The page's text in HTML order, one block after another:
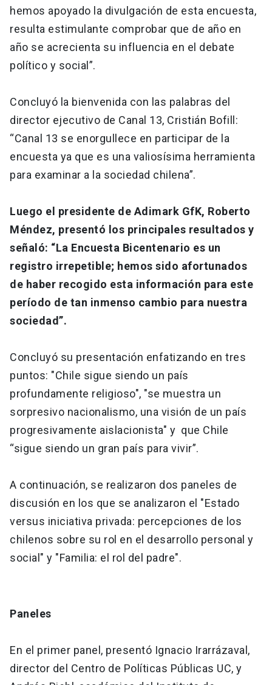
hemos apoyado la divulgación de esta encuesta,
resulta estimulante comprobar que de año en
año se acrecienta su influencia en el debate
político y social”.
Concluyó la bienvenida con las palabras del
director ejecutivo de Canal 13, Cristián Bofill:
“Canal 13 se enorgullece en participar de la
encuesta ya que es una valiosísima herramienta
para examinar a la sociedad chilena”.
Luego el presidente de Adimark GfK, Roberto
Méndez, presentó los principales resultados y
señaló: “La Encuesta Bicentenario es un
registro irrepetible; hemos sido afortunados
de haber recogido esta información para este
período de tan inmenso cambio para nuestra
sociedad”.
Concluyó su presentación enfatizando en tres
puntos: "Chile sigue siendo un país
profundamente religioso", "se muestra un
sorpresivo nacionalismo, una visión de un país
progresivamente aislacionista" y que Chile
“sigue siendo un gran país para vivir”.
A continuación, se realizaron dos paneles de
discusión en los que se analizaron el "Estado
versus iniciativa privada: percepciones de los
chilenos sobre su rol en el desarrollo personal y
social" y "Familia: el rol del padre".
Paneles
En el primer panel, presentó Ignacio Irarrázaval,
director del Centro de Políticas Públicas UC, y